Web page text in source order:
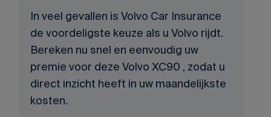
In veel gevallen is Volvo Car Insurance
de voordeligste keuze als u Volvo rijdt.
Bereken nu snel en eenvoudig uw
premie voor deze Volvo XC90 , zodat u
direct inzicht heeft in uw maandelijkste
kosten.